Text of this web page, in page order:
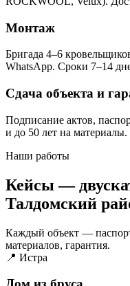
Монтаж
Бригада 4–6
WhatsApp. Сроки 7–14
Сдача объекта и
Подписание актов,
и до 50 лет на материалы.
Наши работы
Кейсы —
Талдомский
Каждый объект —
материалов, гарантия.
📍 Истра